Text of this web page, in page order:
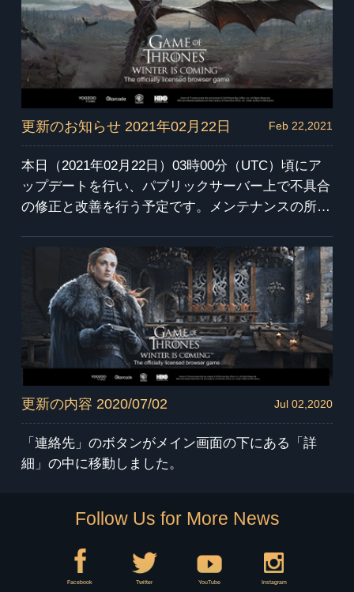
更新のお知らせ 2021年02月22日 Feb 22,2021
本日（2021年02月22日）03時00分（UTC）頃にア
ップデートを行い、パブリックサーバー上で不具合
の修正と改善を行う予定です。メンテナンスの所要
更新の内容 2020/07/02 Jul 02,2020
「連絡先」のボタンがメイン画面の下にある「詳
細」の中に移動しました。
Follow Us for More News
Facebook Twitter YouTube Instagram